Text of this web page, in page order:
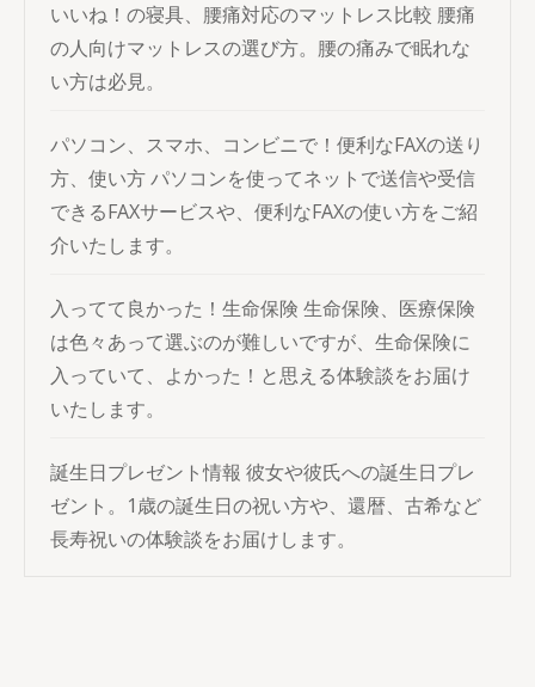
いいね！の寝具、腰痛対応のマットレス比較 腰痛
の人向けマットレスの選び方。腰の痛みで眠れな
い方は必見。
パソコン、スマホ、コンビニで！便利なFAXの送り
方、使い方パソコンを使ってネットで送信や受信
できるFAXサービスや、便利なFAXの使い方をご紹
介いたします。
入ってて良かった！生命保険 生命保険、医療保険
は色々あって選ぶのが難しいですが、生命保険に
入っていて、よかった！と思える体験談をお届け
いたします。
誕生日プレゼント情報 彼女や彼氏への誕生日プレ
ゼント。1歳の誕生日の祝い方や、還暦、古希など
長寿祝いの体験談をお届けします。